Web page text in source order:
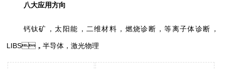
八大应用方向
钙钛矿，太阳能，二维材料，燃烧诊断，等离子体诊断，
LIBS，半导体，激光物理